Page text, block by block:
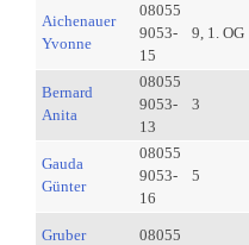
Aichenauer
Yvonne
08055
9053-
15
9, 1. OG
Bernard
Anita
08055
9053-
13
3
Gauda
Günter
08055
9053-
16
5
Gruber
08055